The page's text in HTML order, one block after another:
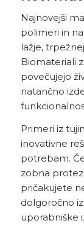
Najnovejši
polimeri in
lažje,
Biomateriali
povečujejo
natančno
Primeri iz
inovativne
potrebam.
zobna
pričakujete
dolgoročno
uporabniške